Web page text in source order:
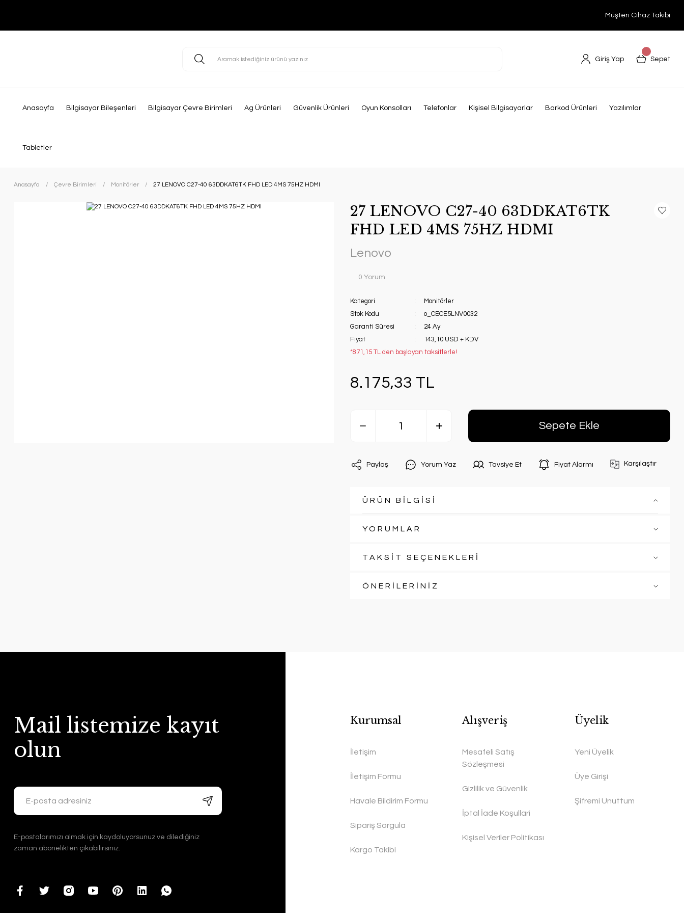
Müşteri Cihaz Takibi
Giriş Yap Sepet
Anasayfa Bilgisayar Bileşenleri Bilgisayar Çevre Birimleri Ag Ürünleri Güvenlik Ürünleri Oyun Konsolları Telefonlar Kişisel Bilgisayarlar Barkod Ürünleri Yazılımlar
Tabletler
Anasayfa Çevre Birimleri Monitörler 27 LENOVO C27-40 63DDKAT6TK FHD LED 4MS 75HZ HDMI
27 LENOVO C27-40 63DDKAT6TK
FHD LED 4MS 75HZ HDMI
Lenovo
0 Yorum
Kategori
Monitörler
Stok Kodu
o_CECE5LNV0032
Garanti Süresi
24 Ay
Fiyat
143,10 USD + KDV
*871,15 TL den başlayan taksitlerle!
8.175,33 TL
Sepete Ekle
Paylaş Yorum Yaz Tavsiye Et Fiyat Alarmı Karşılaştır
ÜRÜN BİLGİSİ
YORUMLAR
TAKSİT SEÇENEKLERİ
ÖNERİLERİNİZ
Mail listemize kayıt
olun
E-postalarımızı almak için kaydoluyorsunuz ve dilediğiniz
zaman abonelikten çıkabilirsiniz.
Kurumsal
İletişim
İletişim Formu
Havale Bildirim Formu
Sipariş Sorgula
Kargo Takibi
Alışveriş
Mesafeli Satış
Sözleşmesi
Gizlilik ve Güvenlik
İptal İade Koşullari
Kişisel Veriler Politikası
Üyelik
Yeni Üyelik
Üye Girişi
Şifremi Unuttum